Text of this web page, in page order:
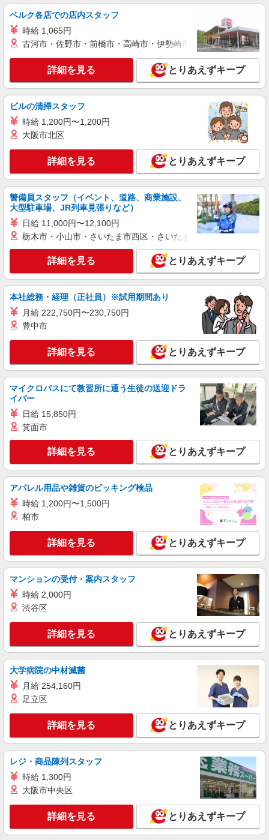
ー/26-0581422
［同期と一緒にスタート♪］電話少なめ★庶務
時給1650円 【月収例】時給1650円×7時間×月
愛知県名古屋市中村区／最寄駅：名古屋駅
＜名駅直結のビル★＞桜通線・名鉄・近鉄・あお
キープ 詳細を見る
派遣社員
パーソルテンプスタッフ株式会社 名古屋コーディネートセンタ
ー/26-0616069
［出張しながら旅気分♪出張あり♪］研修やツア
時給1600円
愛知県名古屋市中村区／最寄駅：名古屋駅 ●
名古屋駅直結のオフィスビル／JR・近鉄・あおな
み線も通勤◎
キープ 詳細を見る
派遣社員
パーソルテンプスタッフ株式会社 名古屋コーディネートセンタ
ー/26-0589756
［時間に追われず★］未経験OK＊コツコツ入
力とかんたんチェック事務＠9月
時給1650円
愛知県名古屋市中村区／最寄駅：名古屋駅
キープ 詳細を見る
派遣社員
パーソルテンプスタッフ株式会社 名古屋コーディネートセンタ
ー/26-0617718
［11月末までの短期ワーク］時給1550円！指
示を貰えるので安心！一般事務
時給1550円 【月収例】時給1,550円×実働6〜8
時間×月21日＝195,300〜260.400円
愛知県名古屋市中村区／最寄駅：名古屋駅、名
鉄名古屋駅 ●JR・名鉄・地下鉄桜通線・近鉄・
キープ 詳細を見る
派遣社員
パーソルテンプスタッフ株式会社 名古屋コーディネートセンタ
★社員化実績あり《時短相談OK》ほぼ電話な
愛知県名古屋市中村区／最寄駅：名古屋駅、名
鉄名古屋駅 ●大名古屋ビルヂング＊名古屋駅地
下直結で通いやすい＊好立地♪
詳細を見る
パーソルテンプスタッフ株式会社 名古屋コーディネートセンタ
ー/26-0318993
〈コンサルイベントにかかわるお仕事〉事前の
時給1600円 【月収例】時給1,600円×7時間30
愛知県名古屋市中村区／最寄駅：名古屋駅
名古屋駅直結／地下鉄桜通線・近鉄・あおなみ線
も通勤◎
キープ 詳細を見る
ベルク各店での店内スタッフ
時給 1,065円
古河市・佐野市・前橋市・高崎市・伊勢崎市・太田市・館林市
詳細を見る とりあえずキープ
ビルの清掃スタッフ
時給 1,200円〜1,200円
大阪市北区
詳細を見る とりあえずキープ
警備員スタッフ（イベント、道路、商業施設、
大型駐車場、JR列車見張りなど）
日給 11,000円〜12,100円
栃木市・小山市・さいたま市西区・さいたま市岩槻区・久喜市・
詳細を見る とりあえずキープ
本社総務・経理（正社員）※試用期間あり
月給 222,750円〜230,750円
豊中市
詳細を見る とりあえずキープ
マイクロバスにて教習所に通う生徒の送迎ドラ
イバー
日給 15,850円
箕面市
詳細を見る とりあえずキープ
アパレル用品や雑貨のピッキング検品
時給 1,200円〜1,500円
柏市
詳細を見る とりあえずキープ
マンションの受付・案内スタッフ
時給 2,000円
渋谷区
詳細を見る とりあえずキープ
大学病院の中材滅菌
月給 254,160円
足立区
詳細を見る とりあえずキープ
レジ・商品陳列スタッフ
時給 1,300円
大阪市中央区
詳細を見る とりあえずキープ